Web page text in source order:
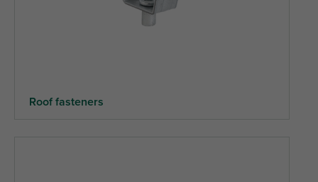
Roof fasteners